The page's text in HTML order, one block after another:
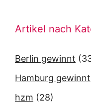
Artikel nach
Berlin gewinnt
Hamburg gewinnt
hzm (28)